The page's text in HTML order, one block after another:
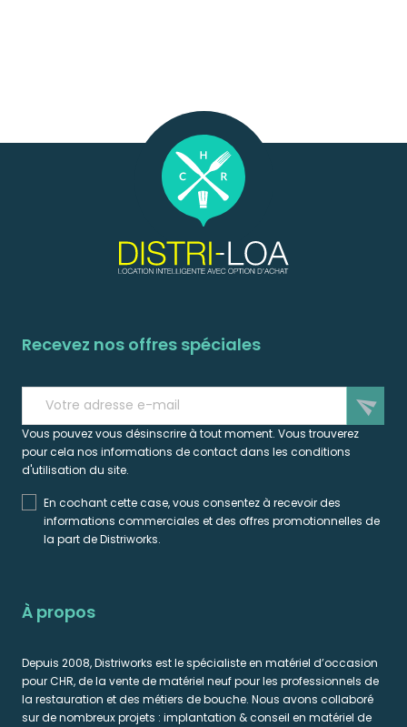
Recevez nos offres spéciales
send
Vous pouvez vous désinscrire à tout moment. Vous trouverez
pour cela nos informations de contact dans les conditions
d'utilisation du site.
En cochant cette case, vous consentez à recevoir des
informations commerciales et des offres promotionnelles de
la part de Distriworks.
À propos
Depuis 2008, Distriworks est le spécialiste en matériel d’occasion
pour CHR, de la vente de matériel neuf pour les professionnels de
la restauration et des métiers de bouche. Nous avons collaboré
sur de nombreux projets : implantation & conseil en matériel de